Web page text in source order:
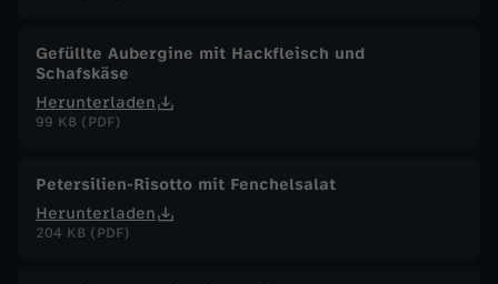
0
2
6
Gefüllte Aubergine mit Hackfleisch und
Schafskäse
Herunterladen
99 KB (PDF)
Petersilien-Risotto mit Fenchelsalat
Herunterladen
204 KB (PDF)